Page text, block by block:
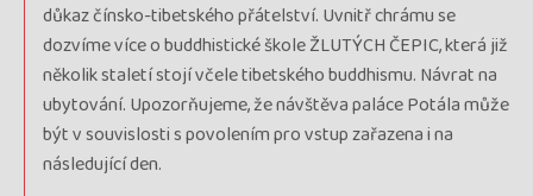
důkaz čínsko-tibetského přátelství. Uvnitř chrámu se
dozvíme více o buddhistické škole ŽLUTÝCH ČEPIC, která již
několik staletí stojí včele tibetského buddhismu. Návrat na
ubytování. Upozorňujeme, že návštěva paláce Potála může
být v souvislosti s povolením pro vstup zařazena i na
následující den.